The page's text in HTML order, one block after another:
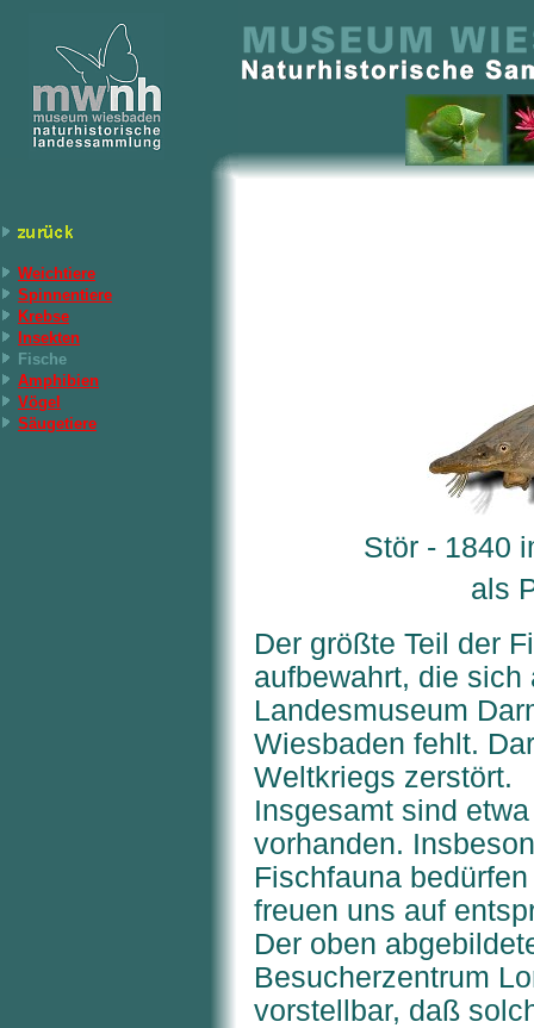
Weichtiere
Spinnentiere
Krebse
Insekten
Fische
Amphibien
Vögel
Säugetiere
Stör - 1840
als
Der größte Teil der
aufbewahrt, die
Landesmuseum
Wiesbaden fehlt.
Weltkriegs zerstört.
Insgesamt sind
vorhanden.
Fischfauna
freuen uns auf
Der oben
Besucherzentrum
vorstellbar, daß